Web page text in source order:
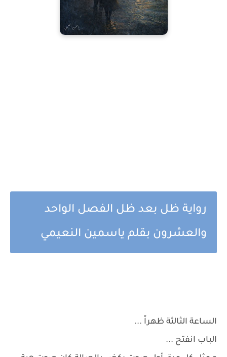
رواية ظل بعد ظل الفصل الواحد
والعشرون بقلم ياسمين النعيمي
الساعة الثالثة ظهراً ...
الباب انفتح ...